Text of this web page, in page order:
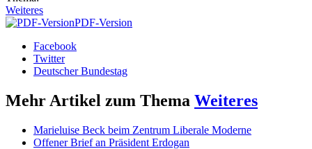
Weiteres
PDF-Version
Facebook
Twitter
Deutscher Bundestag
Mehr Artikel zum Thema Weiteres
Marieluise Beck beim Zentrum Liberale Moderne
Offener Brief an Präsident Erdogan